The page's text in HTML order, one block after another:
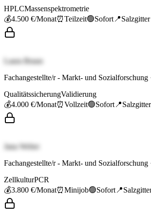
HPLCMassenspektrometrie
💰4.500 €/Monat⏰Teilzeit🟢Sofort 📍Salzgitter
Laura Braun
Fachangestellte/r - Markt- und Sozialforschung
QualitätssicherungValidierung
💰4.000 €/Monat⏰Vollzeit🟢Sofort 📍Salzgitter
Jana Weber
Fachangestellte/r - Markt- und Sozialforschung
ZellkulturPCR
💰3.800 €/Monat⏰Minijob🟢Sofort 📍